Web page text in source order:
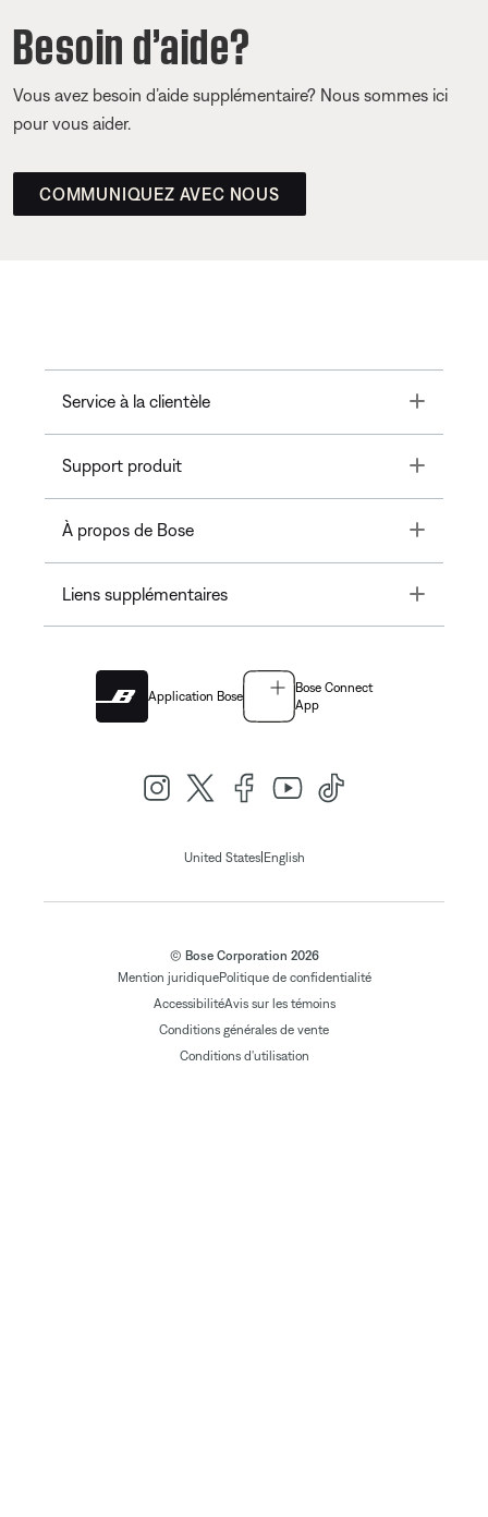
Besoin d’aide?
Vous avez besoin d’aide supplémentaire? Nous sommes ici
pour vous aider.
COMMUNIQUEZ AVEC NOUS
Service à la clientèle Toggle
Support produit Toggle
À propos de Bose Toggle
Liens supplémentaires Toggle
Application Bose
Bose Connect
App
United States| English
© Bose Corporation 2026
Mention juridiquePolitique de confidentialité
AccessibilitéAvis sur les témoins
Conditions générales de vente
Conditions d'utilisation